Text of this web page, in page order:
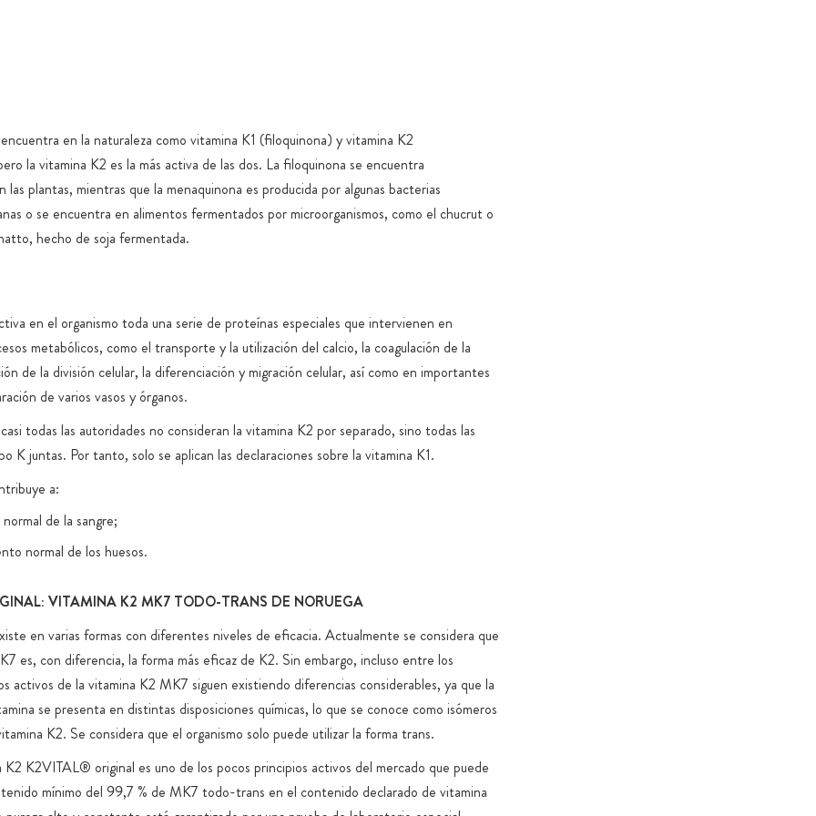
de
pipetas de
difíciles
caracterizan
Envío en cajas de cartón sin aceites minerales
Garantizamos que todos los productos son 100 % sin estearato de
magnesio, nanopartículas (sin excepciones legales), dióxido de
titanio, transgénicos, colorantes y aromatizantes
en la naturaleza como vitamina K1 (filoquinona) y vitamina K2
la vitamina K2 es la más activa de las dos. La filoquinona se encuentra
las plantas, mientras que la menaquinona es producida por algunas bacterias
o se encuentra en alimentos fermentados por microorganismos, como el chucrut o
hecho de soja fermentada.
en el organismo toda una serie de proteínas especiales que intervienen en
metabólicos, como el transporte y la utilización del calcio, la coagulación de la
de la división celular, la diferenciación y migración celular, así como en importantes
de varios vasos y órganos.
todas las autoridades no consideran la vitamina K2 por separado, sino todas las
K juntas. Por tanto, solo se aplican las declaraciones sobre la vitamina K1.
a:
de la sangre;
normal de los huesos.
VITAMINA K2 MK7 TODO-TRANS DE NORUEGA
en varias formas con diferentes niveles de eficacia. Actualmente se considera que
es, con diferencia, la forma más eficaz de K2. Sin embargo, incluso entre los
activos de la vitamina K2 MK7 siguen existiendo diferencias considerables, ya que la
se presenta en distintas disposiciones químicas, lo que se conoce como isómeros
K2. Se considera que el organismo solo puede utilizar la forma trans.
K2VITAL® original es uno de los pocos principios activos del mercado que puede
mínimo del 99,7 % de MK7 todo-trans en el contenido declarado de vitamina